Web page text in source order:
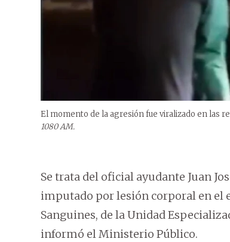
El momento de la agresión fue viralizado en las
1080 AM.
Se trata del oficial ayudante Juan
imputado por lesión corporal en el
Sanguines, de la Unidad
informó el Ministerio Público.